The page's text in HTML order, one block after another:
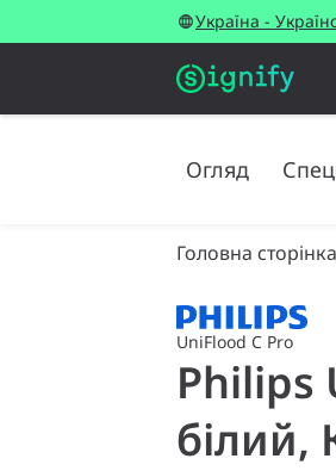
Україна -
Огляд
Головна сторінка
UniFlood C Pro
Philips
білий,